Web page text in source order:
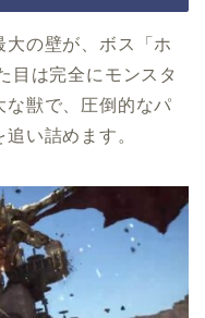
の壁が、ボス「ホ
目は完全にモンスタ
な獣で、圧倒的なパ
い詰めます。